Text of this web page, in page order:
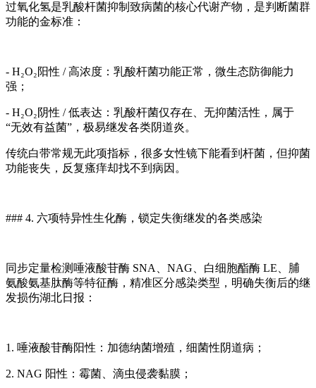
过氧化氢是乳酸杆菌抑制致病菌的核心代谢产物，是判断菌群
功能的金标准：
- H₂O₂阳性 / 高浓度：乳酸杆菌功能正常，微生态防御能力
强；
- H₂O₂阴性 / 低表达：乳酸杆菌仅存在、无抑菌活性，属于
“无效有益菌”，极易继发各类阴道炎。
传统白带常规无此项指标，很多女性镜下能看到杆菌，但抑菌
功能丧失，反复瘙痒却找不到病因。
### 4. 六项特异性生化酶，锁定失衡继发的各类感染
同步定量检测唾液酸苷酶 SNA、NAG、白细胞酯酶 LE、脯
氨酸氨基肽酶等特征酶，精准区分感染类型，明确失衡后的继
发损伤湖北日报：
1. 唾液酸苷酶阳性：加德纳菌增殖，细菌性阴道病；
2. NAG 阳性：霉菌、滴虫侵袭黏膜；